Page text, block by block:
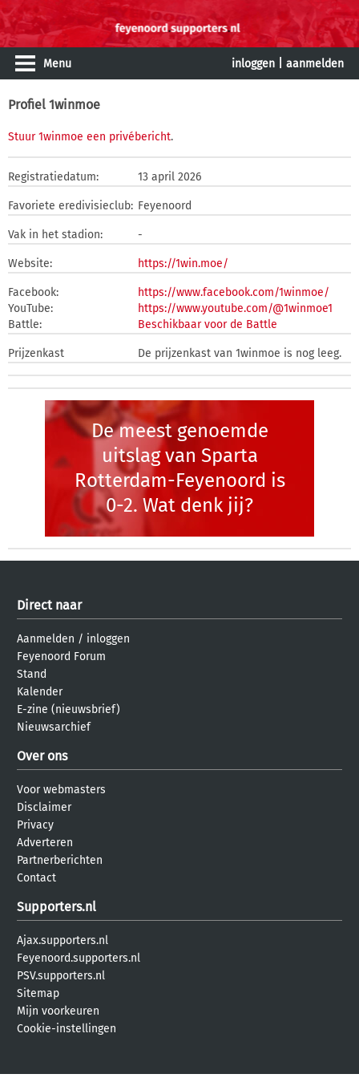
Menu inloggen aanmelden
Profiel 1winmoe
Stuur 1winmoe een privébericht.
Registratiedatum: 13 april 2026
Favoriete eredivisieclub: Feyenoord
Vak in het stadion: -
Website: https://1win.moe/
Facebook:
https://www.facebook.com/1winmoe/
YouTube:
https://www.youtube.com/@1winmoe1
Battle:
Beschikbaar voor de Battle
Prijzenkast De prijzenkast van 1winmoe is nog leeg.
De meest genoemde
uitslag van Sparta
Rotterdam-Feyenoord is
0-2. Wat denk jij?
Direct naar
Aanmelden / inloggen
Feyenoord Forum
Stand
Kalender
E-zine (nieuwsbrief)
Nieuwsarchief
Over ons
Voor webmasters
Disclaimer
Privacy
Adverteren
Partnerberichten
Contact
Supporters.nl
Ajax.supporters.nl
Feyenoord.supporters.nl
PSV.supporters.nl
Sitemap
Mijn voorkeuren
Cookie-instellingen